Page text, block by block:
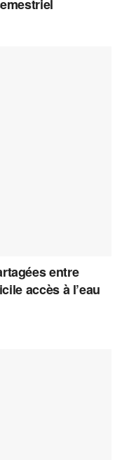
entre
accès à l’eau